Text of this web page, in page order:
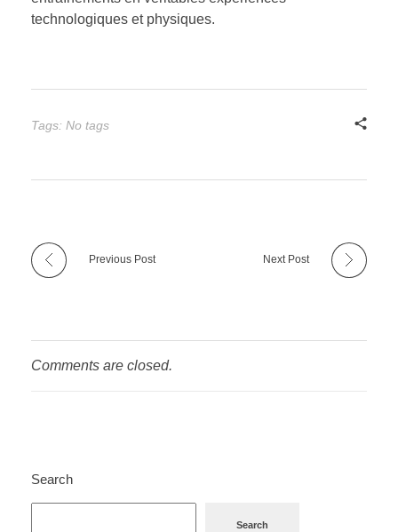
technologiques et physiques.
Tags: No tags
Previous Post Next Post
Comments are closed.
Search
Search